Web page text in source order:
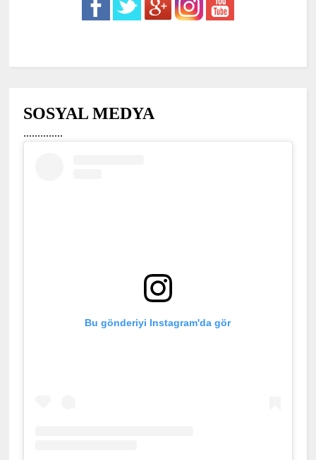
SOSYAL MEDYA
..............
Bu gönderiyi Instagram'da gör